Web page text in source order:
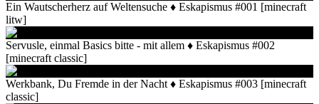
Ein Wautscherherz auf Weltensuche ♦ Eskapismus #001 [minecraft
litw]
Servusle, einmal Basics bitte - mit allem ♦ Eskapismus #002
[minecraft classic]
Werkbank, Du Fremde in der Nacht ♦ Eskapismus #003 [minecraft
classic]